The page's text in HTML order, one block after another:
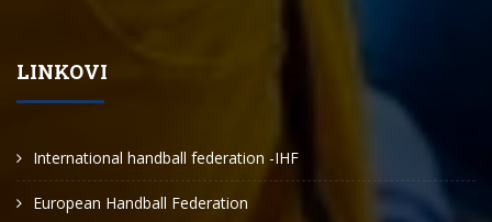
LINKOVI
International handball federation -IHF
European Handball Federation